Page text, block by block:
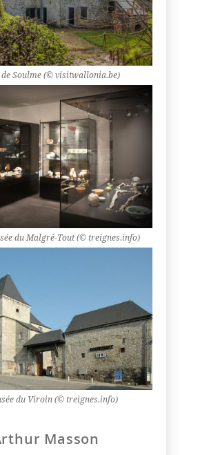
Soulme (© visitwallonia.be)
du Malgré-Tout (© treignes.info)
du Viroin (© treignes.info)
Masson